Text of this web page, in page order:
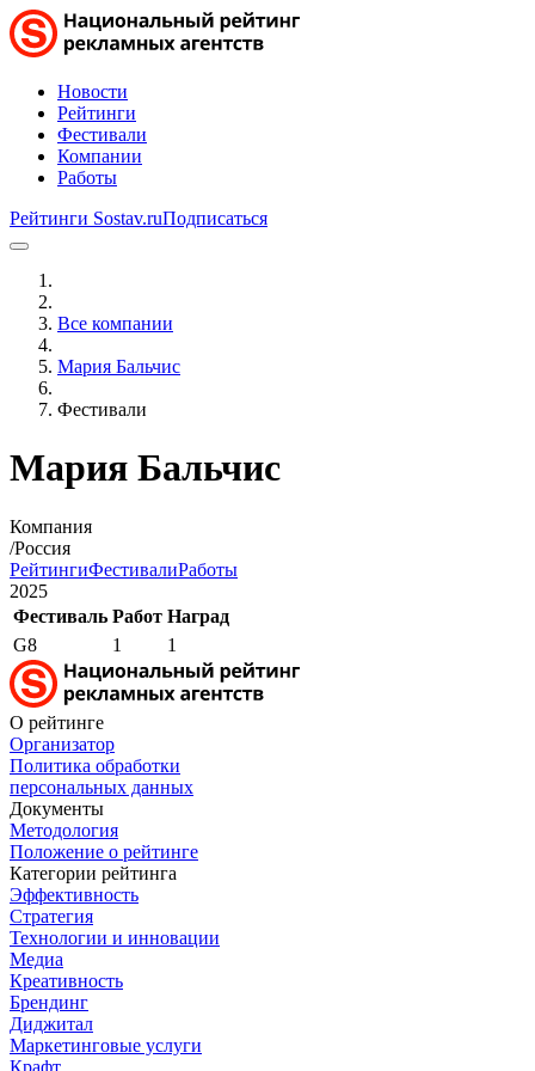
Новости
Рейтинги
Фестивали
Компании
Работы
Рейтинги Sostav.ruПодписаться
Все компании
Мария Бальчис
Фестивали
Мария Бальчис
Компания
/Россия
РейтингиФестивалиРаботы
2025
Фестиваль Работ Наград
G8
1 1
О рейтинге
Организатор
Политика обработки
персональных данных
Документы
Методология
Положение о рейтинге
Категории рейтинга
Эффективность
Стратегия
Технологии и инновации
Медиа
Креативность
Брендинг
Диджитал
Маркетинговые услуги
Крафт